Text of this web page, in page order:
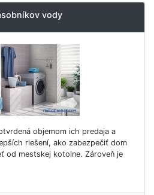
vody
objemom ich predaja a
riešení, ako zabezpečiť dom
od mestskej kotolne. Zároveň je